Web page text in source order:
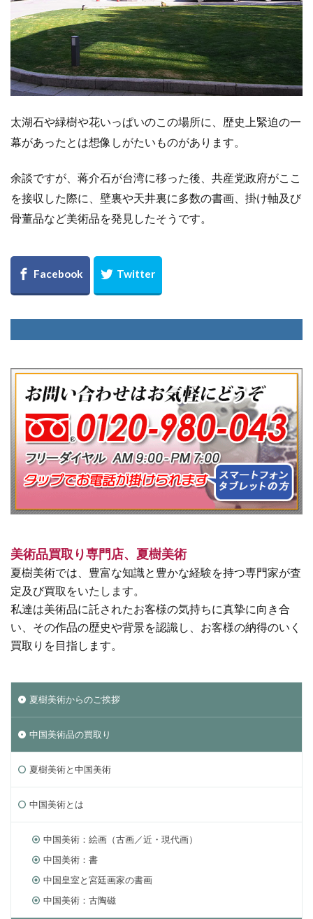
太湖石や緑樹や花いっぱいのこの場所に、歴史上緊迫の一
幕があったとは想像しがたいものがあります。
余談ですが、蒋介石が台湾に移った後、共産党政府がここ
を接収した際に、壁裏や天井裏に多数の書画、掛け軸及び
骨董品など美術品を発見したそうです。
美術品買取り専門店、夏樹美術
夏樹美術では、豊富な知識と豊かな経験を持つ専門家が査
定及び買取をいたします。
私達は美術品に託されたお客様の気持ちに真摯に向き合
い、その作品の歴史や背景を認識し、お客様の納得のいく
買取りを目指します。
夏樹美術からのご挨拶
中国美術品の買取り
夏樹美術と中国美術
中国美術とは
中国美術：絵画（古画／近・現代画）
中国美術：書
中国皇室と宮廷画家の書画
中国美術：古陶磁